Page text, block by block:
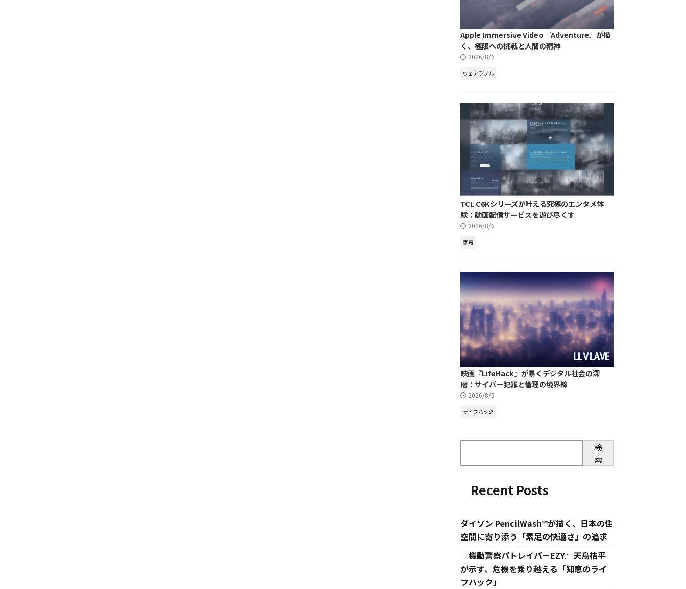
Apple Immersive Video『Adventure』が描
く、極限への挑戦と人間の精神
2026/8/6
ウェアラブル
TCL C6Kシリーズが叶える究極のエンタメ体
験：動画配信サービスを遊び尽くす
2026/8/6
家電
映画『LifeHack』が暴くデジタル社会の深
層：サイバー犯罪と倫理の境界線
2026/8/5
ライフハック
検
索
Recent Posts
ダイソン PencilWash™が描く、日本の住
空間に寄り添う「素足の快適さ」の追求
『機動警察パトレイバーEZY』天鳥桔平
が示す、危機を乗り越える「知恵のライ
フハック」